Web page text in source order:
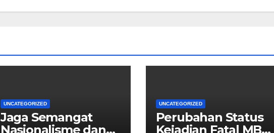
UNCATEGORIZED
Jaga Semangat
Nasionalisme dan
UNCATEGORIZED
Perubahan Status
Kejadian Fatal MBG